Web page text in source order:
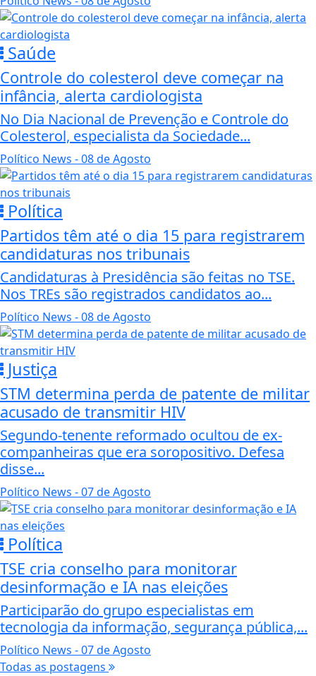
Saúde
Controle do colesterol deve começar na
infância, alerta cardiologista
No Dia Nacional de Prevenção e Controle do
Colesterol, especialista da Sociedade...
Político News - 08 de Agosto
Política
Partidos têm até o dia 15 para registrarem
candidaturas nos tribunais
Candidaturas à Presidência são feitas no TSE.
Nos TREs são registrados candidatos ao...
Político News - 08 de Agosto
Justiça
STM determina perda de patente de militar
acusado de transmitir HIV
Segundo-tenente reformado ocultou de ex-
companheiras que era soropositivo. Defesa
disse...
Político News - 07 de Agosto
Política
TSE cria conselho para monitorar
desinformação e IA nas eleições
Participarão do grupo especialistas em
tecnologia da informação, segurança pública,...
Político News - 07 de Agosto
Todas as postagens